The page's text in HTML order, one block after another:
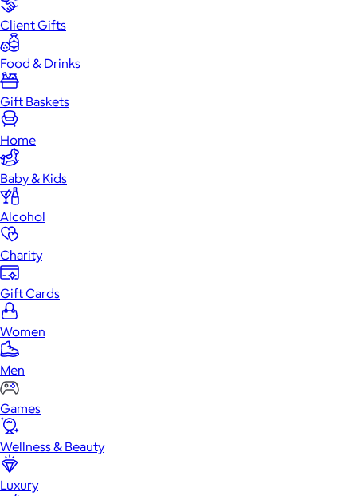
Client Gifts
Food & Drinks
Gift Baskets
Home
Baby & Kids
Alcohol
Charity
Gift Cards
Women
Men
Games
Wellness & Beauty
Luxury